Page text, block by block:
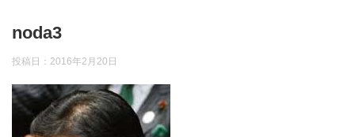
noda3
投稿日： 2016年2月20日